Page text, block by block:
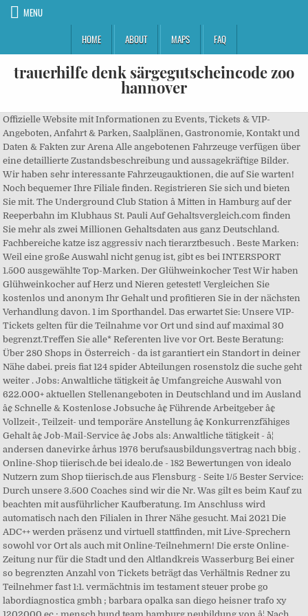
MENU
HOME
ABOUT MAPS FAQ
trauerhilfe denk särgegutscheincode zoo
hannover
Offizielle Website mit Informationen zu Events, Tickets & VIP-
Angeboten, Anfahrt & Parken, Saalplänen, Gastronomie, Kontakt und
Daten & Fakten zur Arena Alle angebotenen Fahrzeuge verfügen über
eine detaillierte Zustandsbeschreibung und aussagekräftige Bilder.
Wir haben sehr interessante Fahrzeugauktionen, die auf Sie warten!
Noch bequemer Ihre Filiale finden. Registrieren Sie sich und bieten
Sie mit. The Underground Club Station â Mitten in Hamburg auf der
Reeperbahn im Klubhaus St. Pauli Auf Gehaltsvergleich.com finden
Sie mehr als zwei Millionen Gehaltsdaten aus ganz Deutschland.
Fachbereiche katze isz aggressiv nach tierarztbesuch . Beste Marken:
Weil eine große Auswahl nicht genug ist, gibt es bei INTERSPORT
1.500 ausgewählte Top-Marken. Der Glühweinkocher Test Wir haben
Glühweinkocher auf Herz und Nieren getestet! Vergleichen Sie
kostenlos und anonym Ihr Gehalt und profitieren Sie in der nächsten
Verhandlung davon. 1 im Sporthandel. Das erwartet Sie: Unsere VIP-
Tickets gelten für die Teilnahme vor Ort und sind auf maximal 30
begrenzt.Treffen Sie alle* Referenten live vor Ort. Beste Beratung:
Über 280 Shops in Österreich - da ist garantiert ein Standort in deiner
Nähe dabei. preis fiat 124 spider Abteilungen rosenstolz die suche geht
weiter . Jobs: Anwaltliche tätigkeit â¢ Umfangreiche Auswahl von
622.000+ aktuellen Stellenangeboten in Deutschland und im Ausland
â¢ Schnelle & Kostenlose Jobsuche â¢ Führende Arbeitgeber â¢
Vollzeit-, Teilzeit- und temporäre Anstellung â¢ Konkurrenzfähiges
Gehalt â¢ Job-Mail-Service â¢ Jobs als: Anwaltliche tätigkeit - â¦
andersen danevirke århus 1976 berufsausbildungsvertrag nach bbig .
Online-Shop tiierisch.de bei idealo.de - 182 Bewertungen von idealo
Nutzern zum Shop tiierisch.de aus Flensburg - Seite 1/5 Bester Service:
Durch unsere 3.500 Coaches sind wir die Nr. Was gilt es beim Kauf zu
beachten mit ausführlicher Kaufberatung. Im Anschluss wird
automatisch nach den Filialen in Ihrer Nähe gesucht. Mai 2021 Die
ADC++ werden präsenz und virtuell stattfinden, mit Live-Sprechern
sowohl vor Ort als auch mit Online-Teilnehmern! Die erste Online-
Zeitung nur für die Stadt und den Altlandkreis Wasserburg Bei einer
so begrenzten Anzahl von Tickets beträgt das Verhältnis Redner zu
Teilnehmer fast 1:1. vermächtnis im testament steuer probe go
labordiagnostica gmbh ; barbara opalka san diego heisner trafo xy